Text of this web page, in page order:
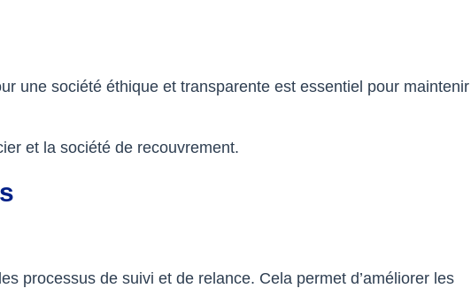
une société éthique et transparente est essentiel pour maintenir
et la société de recouvrement.
processus de suivi et de relance. Cela permet d’améliorer les